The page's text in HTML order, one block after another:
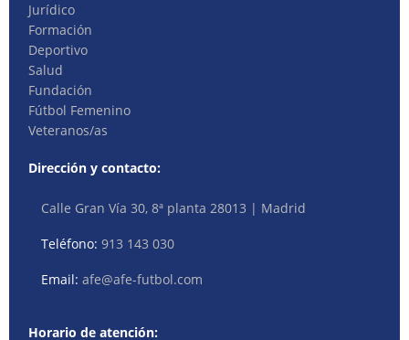
Jurídico
Formación
Deportivo
Salud
Fundación
Fútbol Femenino
Veteranos/as
Dirección y contacto:
Calle Gran Vía 30, 8ª planta 28013 | Madrid
Teléfono:913 143 030
Email:afe@afe-futbol.com
Horario de atención: